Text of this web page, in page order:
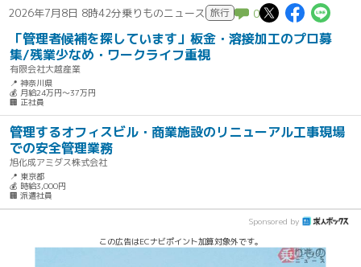
2026年7月8日 8時42分乗りものニュース 旅行 0 この記
この
「管理者候補を探しています」板金・溶接加工のプロ募
集/残業少なめ・ワークライフ重視
有限会社大越産業
📍 神奈川県
💰 月給24万円～37万円
🏢 正社員
管理するオフィスビル・商業施設のリニューアル工事現場
での安全管理業務
旭化成アミダス株式会社
📍 東京都
💰 時給3,000円
🏢 派遣社員
Sponsored by
この広告はECナビポイント加算対象外です。